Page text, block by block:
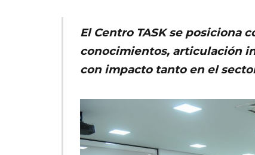
El Centro TASK se posiciona
conocimientos, articulación
con impacto tanto en el